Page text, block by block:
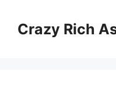
contentCrazy Rich